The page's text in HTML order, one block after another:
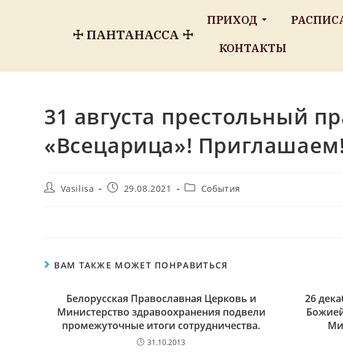
☩ ПАНТАНАССА ☩
ПРИХОД
КОНТАКТЫ
31 августа престольный
«Всецарица»! Приглашаем!
Vasilisa 29.08.2021 События
ВАМ ТАКЖЕ МОЖЕТ ПОНРАВИТЬСЯ
Белорусская Православная Церковь и
Министерство здравоохранения подвели
промежуточные итоги сотрудничества.
31.10.2013
26